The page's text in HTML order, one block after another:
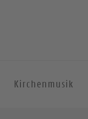
Kirchenmusik